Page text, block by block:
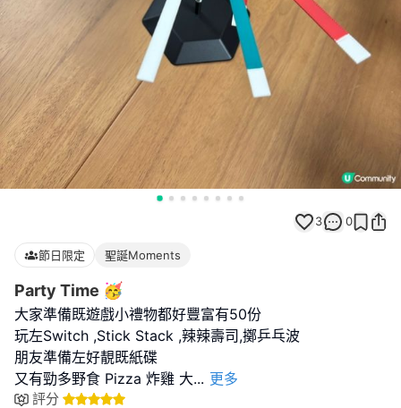
3 0
節日限定 聖誕Moments
Party Time 🥳
大家準備既遊戲小禮物都好豐富有50份
玩左Switch ,Stick Stack ,辣辣壽司,擲乒乓波
朋友準備左好靚既紙碟
又有勁多野食 Pizza 炸雞 大... 更多
評分